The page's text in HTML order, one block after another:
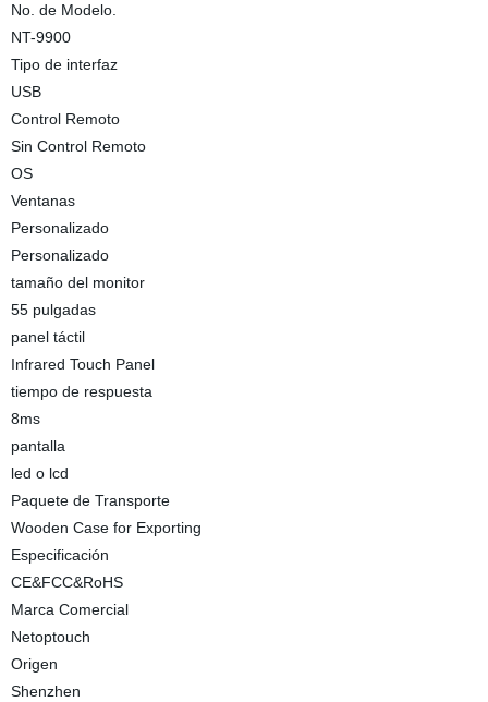
No. de Modelo.
NT-9900
Tipo de interfaz
USB
Control Remoto
Sin Control Remoto
OS
Ventanas
Personalizado
Personalizado
tamaño del monitor
55 pulgadas
panel táctil
Infrared Touch Panel
tiempo de respuesta
8ms
pantalla
led o lcd
Paquete de Transporte
Wooden Case for Exporting
Especificación
CE&FCC&RoHS
Marca Comercial
Netoptouch
Origen
Shenzhen